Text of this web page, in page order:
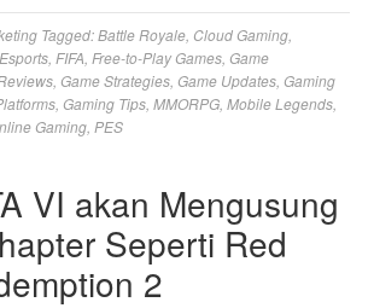
Tagged:Battle Royale Cloud Gaming
Esports FIFA Free-to-Play Games Game
Game Strategies Game Updates Gaming
Gaming Tips MMORPG Mobile Legends
Gaming PES
VI akan Mengusung
Seperti Red
2